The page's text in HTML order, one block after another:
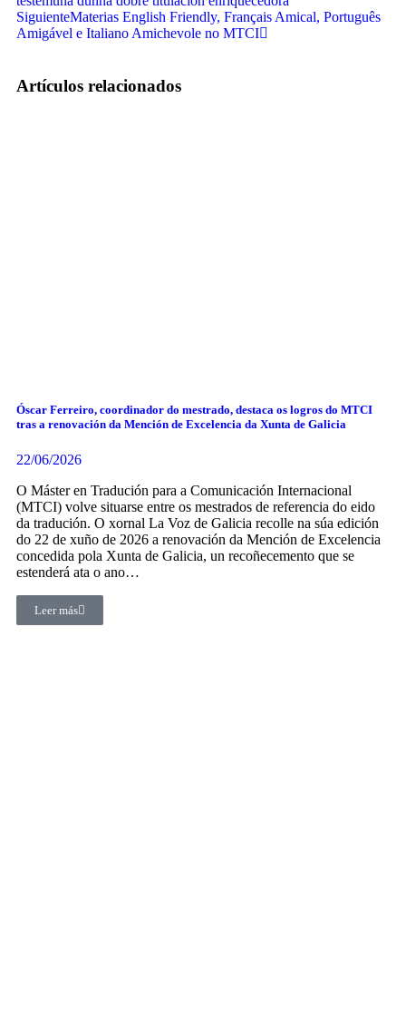
SiguienteMaterias English Friendly, Français Amical, Português
Amigável e Italiano Amichevole no MTCI
Artículos relacionados
Óscar Ferreiro, coordinador do mestrado, destaca os logros do MTCI
tras a renovación da Mención de Excelencia da Xunta de Galicia
22/06/2026
O Máster en Tradución para a Comunicación Internacional
(MTCI) volve situarse entre os mestrados de referencia do eido
da tradución. O xornal La Voz de Galicia recolle na súa edición
do 22 de xuño de 2026 a renovación da Mención de Excelencia
concedida pola Xunta de Galicia, un recoñecemento que se
estenderá ata o ano…
Leer más